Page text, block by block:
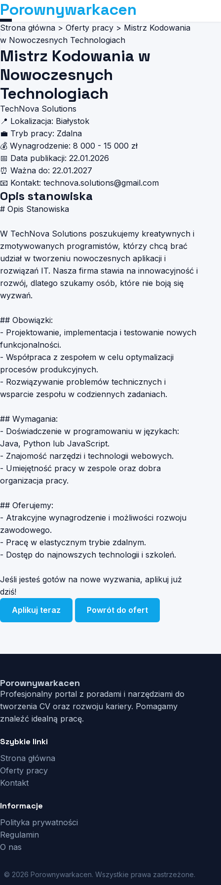
Porownywarkacen
Strona główna > Oferty pracy > Mistrz Kodowania
w Nowoczesnych Technologiach
Mistrz Kodowania w
Nowoczesnych
Technologiach
TechNova Solutions
📍 Lokalizacja: Białystok
💼 Tryb pracy: Zdalna
💰 Wynagrodzenie: 8 000 - 15 000 zł
📅 Data publikacji: 22.01.2026
⏰ Ważna do: 22.01.2027
📧 Kontakt: technova.solutions@gmail.com
Opis stanowiska
# Opis Stanowiska
W TechNova Solutions poszukujemy kreatywnych i
zmotywowanych programistów, którzy chcą brać
udział w tworzeniu nowoczesnych aplikacji i
rozwiązań IT. Nasza firma stawia na innowacyjność i
rozwój, dlatego szukamy osób, które nie boją się
wyzwań.
## Obowiązki:
- Projektowanie, implementacja i testowanie nowych
funkcjonalności.
- Współpraca z zespołem w celu optymalizacji
procesów produkcyjnych.
- Rozwiązywanie problemów technicznych i
wsparcie zespołu w codziennych zadaniach.
## Wymagania:
- Doświadczenie w programowaniu w językach:
Java, Python lub JavaScript.
- Znajomość narzędzi i technologii webowych.
- Umiejętność pracy w zespole oraz dobra
organizacja pracy.
## Oferujemy:
- Atrakcyjne wynagrodzenie i możliwości rozwoju
zawodowego.
- Pracę w elastycznym trybie zdalnym.
- Dostęp do najnowszych technologii i szkoleń.
Jeśli jesteś gotów na nowe wyzwania, aplikuj już
dziś!
Aplikuj teraz
Powrót do ofert
Porownywarkacen
Profesjonalny portal z poradami i narzędziami do
tworzenia CV oraz rozwoju kariery. Pomagamy
znaleźć idealną pracę.
Szybkie linki
Strona główna
Oferty pracy
Kontakt
Informacje
Polityka prywatności
Regulamin
O nas
© 2026 Porownywarkacen. Wszystkie prawa zastrzeżone.